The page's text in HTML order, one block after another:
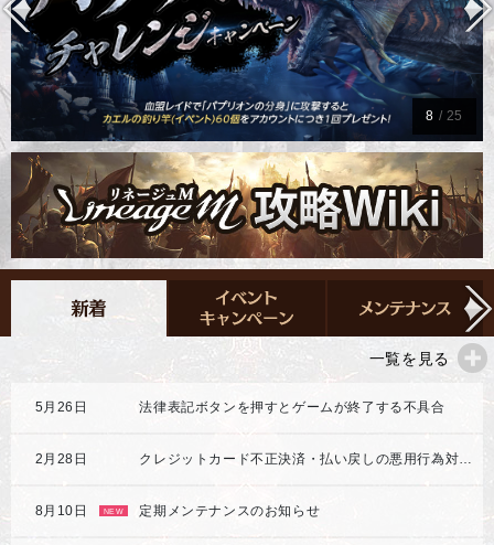
9 / 25
一覧を見る
5月26日 法律表記ボタンを押すとゲームが終了する不具合
2月28日
8月10日 NEW 定期メンテナンスのお知らせ